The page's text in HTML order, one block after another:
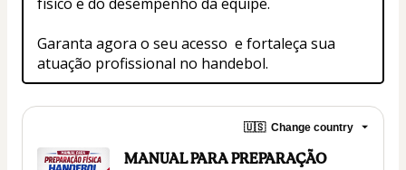
Garanta agora o seu acesso  e fortaleça sua
atuação profissional no handebol.
🇺🇸 Change country
MANUAL PARA PREPARAÇÃO